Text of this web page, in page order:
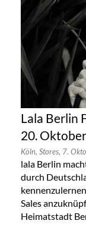
Lala Berlin
20.
Köln, Stores, 7.
lala Berlin
durch
Sales
Heimatstadt